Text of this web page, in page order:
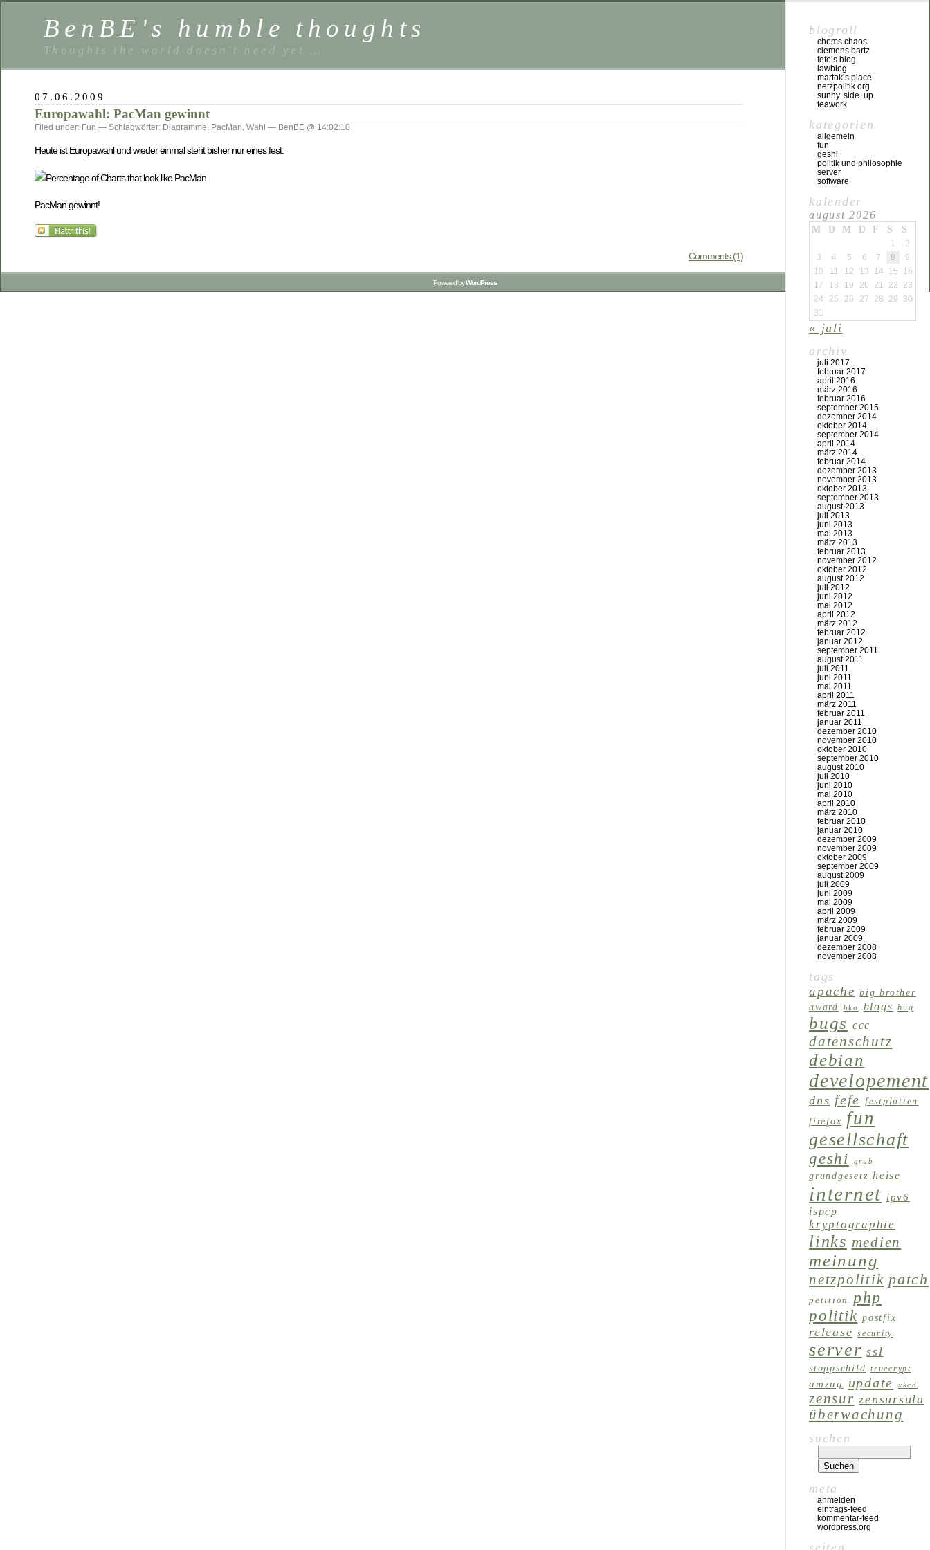
BenBE's humble thoughts
Thoughts the world doesn't need yet …
07.06.2009
Europawahl: PacMan gewinnt
Filed under: Fun — Schlagwörter: Diagramme, PacMan, Wahl — BenBE @ 14:02:10
Heute ist Europawahl und wieder einmal steht bisher nur eines fest:
PacMan gewinnt!
Comments (1)
blogroll
chems chaos
clemens bartz
fefe’s blog
lawblog
martok’s place
netzpolitik.org
sunny. side. up.
teawork
kategorien
allgemein
fun
geshi
politik und philosophie
server
software
kalender
august 2026
M D M D F S S
1
2
3
4 5 6 7 8
9
10
11 12 13 14 15
16
17
18 19 20 21 22
23
24
25 26 27 28 29
30
31
« juli
archiv
juli 2017
februar 2017
april 2016
märz 2016
februar 2016
september 2015
dezember 2014
oktober 2014
september 2014
april 2014
märz 2014
februar 2014
dezember 2013
november 2013
oktober 2013
september 2013
august 2013
juli 2013
juni 2013
mai 2013
märz 2013
februar 2013
november 2012
oktober 2012
august 2012
juli 2012
juni 2012
mai 2012
april 2012
märz 2012
februar 2012
januar 2012
september 2011
august 2011
juli 2011
juni 2011
mai 2011
april 2011
märz 2011
februar 2011
januar 2011
dezember 2010
november 2010
oktober 2010
september 2010
august 2010
juli 2010
juni 2010
mai 2010
april 2010
märz 2010
februar 2010
januar 2010
dezember 2009
november 2009
oktober 2009
september 2009
august 2009
juli 2009
juni 2009
mai 2009
april 2009
märz 2009
februar 2009
januar 2009
dezember 2008
november 2008
tags
apache big brother
award
bka blogs bug
bugs ccc
datenschutz
debian
developement
dns fefe festplatten
firefox fun
gesellschaft
geshi grub
grundgesetz heise
internet ipv6
ispcp
kryptographie
links medien
meinung
netzpolitik patch
petition php
politik postfix
release security
server ssl
stoppschild truecrypt
umzug update xkcd
zensur zensursula
überwachung
suchen
meta
anmelden
eintrags-feed
kommentar-feed
wordpress.org
seiten
Powered byWordPress